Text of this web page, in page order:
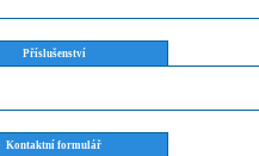
Příslušenství
Kontaktní formulář